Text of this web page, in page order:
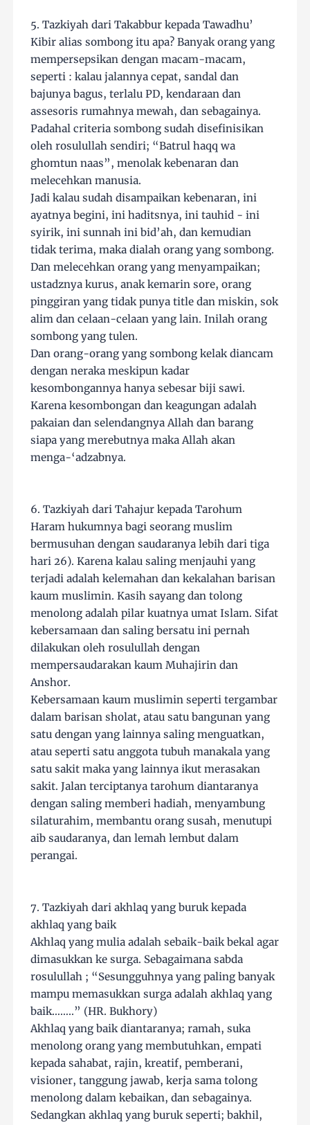
5. Tazkiyah dari Takabbur kepada Tawadhu’
Kibir alias sombong itu apa? Banyak orang yang
mempersepsikan dengan macam-macam,
seperti : kalau jalannya cepat, sandal dan
bajunya bagus, terlalu PD, kendaraan dan
assesoris rumahnya mewah, dan sebagainya.
Padahal criteria sombong sudah disefinisikan
oleh rosulullah sendiri; “Batrul haqq wa
ghomtun naas”, menolak kebenaran dan
melecehkan manusia.
Jadi kalau sudah disampaikan kebenaran, ini
ayatnya begini, ini haditsnya, ini tauhid - ini
syirik, ini sunnah ini bid’ah, dan kemudian
tidak terima, maka dialah orang yang sombong.
Dan melecehkan orang yang menyampaikan;
ustadznya kurus, anak kemarin sore, orang
pinggiran yang tidak punya title dan miskin, sok
alim dan celaan-celaan yang lain. Inilah orang
sombong yang tulen.
Dan orang-orang yang sombong kelak diancam
dengan neraka meskipun kadar
kesombongannya hanya sebesar biji sawi.
Karena kesombongan dan keagungan adalah
pakaian dan selendangnya Allah dan barang
siapa yang merebutnya maka Allah akan
menga-‘adzabnya.
6. Tazkiyah dari Tahajur kepada Tarohum
Haram hukumnya bagi seorang muslim
bermusuhan dengan saudaranya lebih dari tiga
hari 26). Karena kalau saling menjauhi yang
terjadi adalah kelemahan dan kekalahan barisan
kaum muslimin. Kasih sayang dan tolong
menolong adalah pilar kuatnya umat Islam. Sifat
kebersamaan dan saling bersatu ini pernah
dilakukan oleh rosulullah dengan
mempersaudarakan kaum Muhajirin dan
Anshor.
Kebersamaan kaum muslimin seperti tergambar
dalam barisan sholat, atau satu bangunan yang
satu dengan yang lainnya saling menguatkan,
atau seperti satu anggota tubuh manakala yang
satu sakit maka yang lainnya ikut merasakan
sakit. Jalan terciptanya tarohum diantaranya
dengan saling memberi hadiah, menyambung
silaturahim, membantu orang susah, menutupi
aib saudaranya, dan lemah lembut dalam
perangai.
7. Tazkiyah dari akhlaq yang buruk kepada
akhlaq yang baik
Akhlaq yang mulia adalah sebaik-baik bekal agar
dimasukkan ke surga. Sebagaimana sabda
rosulullah ; “Sesungguhnya yang paling banyak
mampu memasukkan surga adalah akhlaq yang
baik……..” (HR. Bukhory)
Akhlaq yang baik diantaranya; ramah, suka
menolong orang yang membutuhkan, empati
kepada sahabat, rajin, kreatif, pemberani,
visioner, tanggung jawab, kerja sama tolong
menolong dalam kebaikan, dan sebagainya.
Sedangkan akhlaq yang buruk seperti; bakhil,